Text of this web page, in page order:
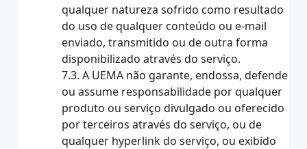
qualquer natureza sofrido como resultado
do uso de qualquer conteúdo ou e-mail
enviado, transmitido ou de outra forma
disponibilizado através do serviço.
7.3. A UEMA não garante, endossa, defende
ou assume responsabilidade por qualquer
produto ou serviço divulgado ou oferecido
por terceiros através do serviço, ou de
qualquer hyperlink do serviço, ou exibido